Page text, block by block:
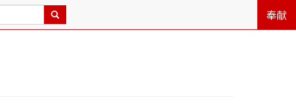
奉献